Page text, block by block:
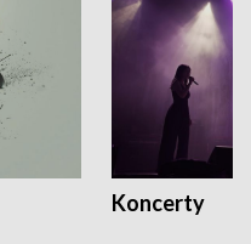
Koncerty